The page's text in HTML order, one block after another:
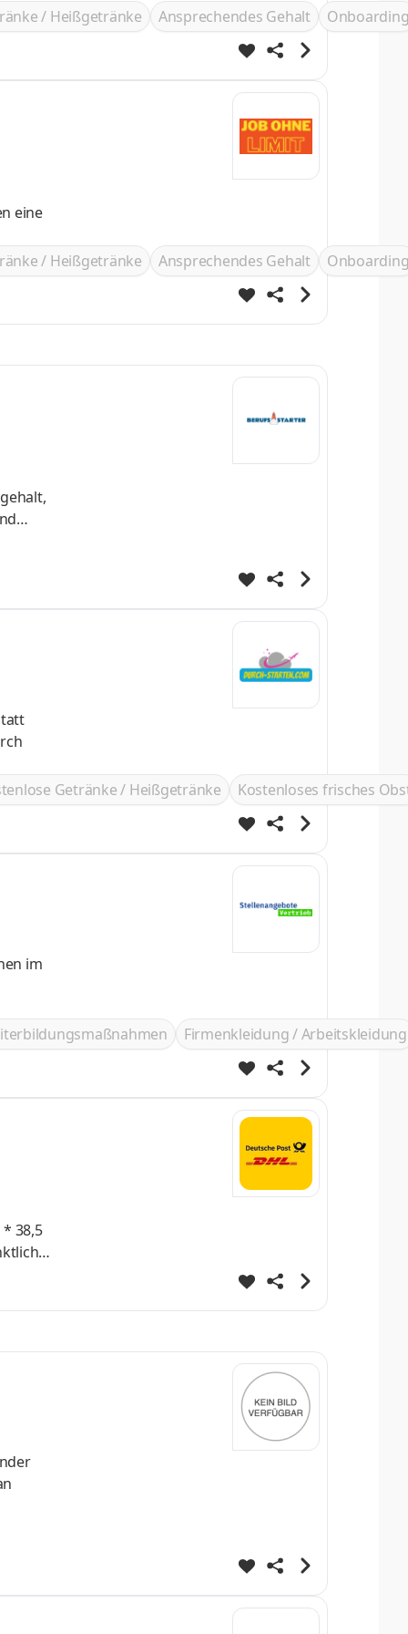
/ Heißgetränke Ansprechendes Gehalt
/ Heißgetränke Ansprechendes Gehalt
Getränke / Heißgetränke
Kostenloses frisches
im
Firmenkleidung / Arbeitskleidung